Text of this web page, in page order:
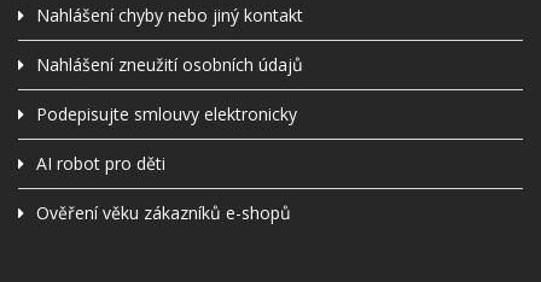
Nahlášení chyby nebo jiný kontakt
Nahlášení zneužití osobních údajů
Podepisujte smlouvy elektronicky
AI robot pro děti
Ověření věku zákazníků e-shopů